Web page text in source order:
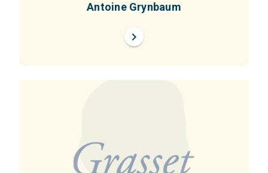
Antoine Grynbaum
chevron_right